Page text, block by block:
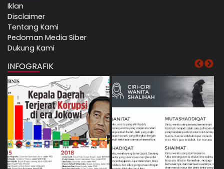
Iklan
Disclaimer
Tentang Kami
Pedoman Media Siber
Dukung Kami
INFOGRAFIK